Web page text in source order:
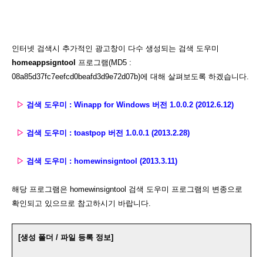
인터넷 검색시 추가적인 광고창이 다수 생성되는 검색 도우미
homeappsigntool 프로그램(MD5 :
08a85d37fc7eefcd0beafd3d9e72d07b)에 대해 살펴보도록 하겠습니다.
▷ 검색 도우미 : Winapp for Windows 버전 1.0.0.2 (2012.6.12)
▷ 검색 도우미 : toastpop 버전 1.0.0.1 (2013.2.28)
▷ 검색 도우미 : homewinsigntool (2013.3.11)
해당 프로그램은 homewinsigntool 검색 도우미 프로그램의 변종으로
확인되고 있으므로 참고하시기 바랍니다.
[생성 폴더 / 파일 등록 정보]